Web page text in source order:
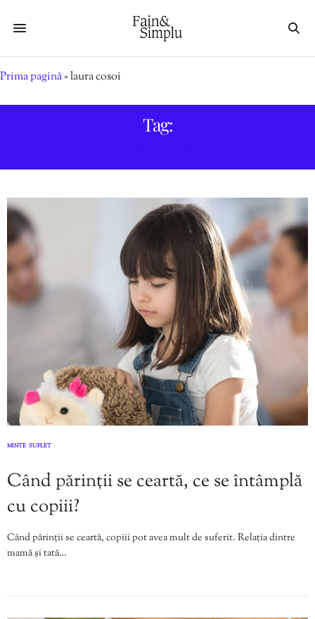
Prima pagină»laura cosoi
Tag:
MINTE SUFLET
Când părinții se ceartă, ce se întâmplă
cu copiii?
Când părinții se ceartă, copiii pot avea mult de suferit. Relația dintre
mamă și tată…